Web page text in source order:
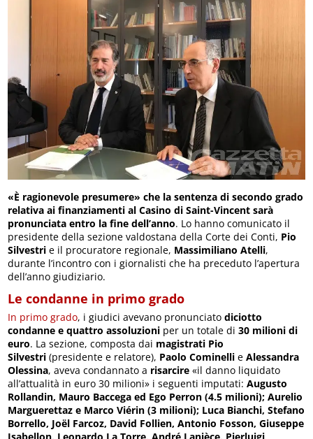
«È ragionevole presumere» che la sentenza di secondo grado
relativa ai finanziamenti al Casino di Saint-Vincent sarà
pronunciata entro la fine dell’anno. Lo hanno comunicato il
presidente della sezione valdostana della Corte dei Conti, Pio
Silvestri e il procuratore regionale, Massimiliano Atelli,
durante l’incontro con i giornalisti che ha preceduto l’apertura
dell’anno giudiziario.
Le condanne in primo grado
In primo grado, i giudici avevano pronunciatodiciotto
condanne e quattro assoluzioni per un totale di30 milioni di
euro. La sezione, composta dai magistrati Pio
Silvestri (presidente e relatore), Paolo Cominelli eAlessandra
Olessina, aveva condannato a risarcire «il danno liquidato
all’attualità in euro 30 milioni» i seguenti imputati:Augusto
Rollandin, Mauro Baccega ed Ego Perron (4.5 milioni); Aurelio
Marguerettaz e Marco Viérin (3 milioni); Luca Bianchi, Stefano
Borrello, Joël Farcoz, David Follien, Antonio Fosson, Giuseppe